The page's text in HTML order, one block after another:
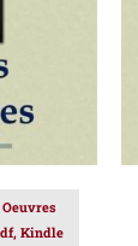
Kindle